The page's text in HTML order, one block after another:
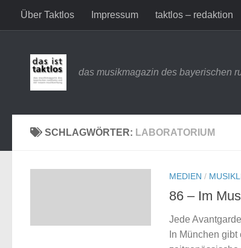
Zum Inhalt springen
Über Taktlos Impressum taktlos – redaktion
das musikmagazin des bayerischen
SCHLAGWÖRTER: LABORATORIUM
MEDIEN /
86 – Im
Jede
In München